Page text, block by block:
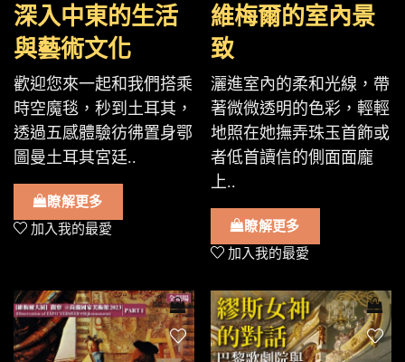
深入中東的生活
與藝術文化
歡迎您來一起和我們搭乘
時空魔毯，秒到土耳其，
透過五感體驗彷彿置身鄂
圖曼土耳其宮廷..
瞭解更多
加入我的最愛
維梅爾的室內景
致
灑進室內的柔和光線，帶
著微微透明的色彩，輕輕
地照在她撫弄珠玉首飾或
者低首讀信的側面面龐
上..
瞭解更多
加入我的最愛